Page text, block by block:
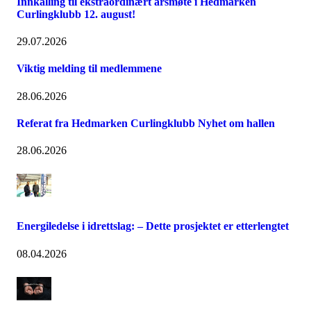
Curlingklubb 12. august!
29.07.2026
Viktig melding til medlemmene
28.06.2026
Referat fra Hedmarken Curlingklubb Nyhet om hallen
28.06.2026
Energiledelse i idrettslag: – Dette prosjektet er etterlengtet
08.04.2026